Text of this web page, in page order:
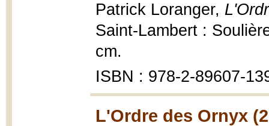
Patrick Loranger,
Saint-Lambert :
cm.
ISBN : 978-2-89607-
L'Ordre des Ornyx